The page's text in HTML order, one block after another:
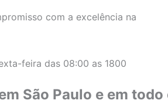
com a excelência na
feira das 08:00 as 1800
São Paulo e em todo